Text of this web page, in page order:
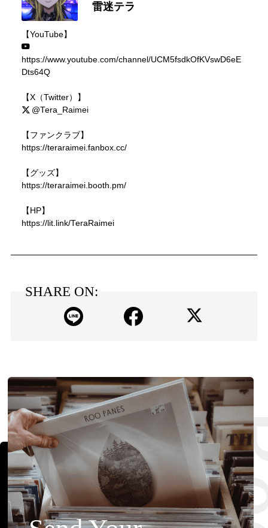
雷迷テラ
【YouTube】
https://www.youtube.com/channel/UCM5fsdkOfKVswD6eE
Dts64Q
【X（Twitter）】
@Tera_Raimei
【ファンクラブ】
https://teraraimei.fanbox.cc/
【グッズ】
https://teraraimei.booth.pm/
【HP】
https://lit.link/TeraRaimei
SHARE ON: